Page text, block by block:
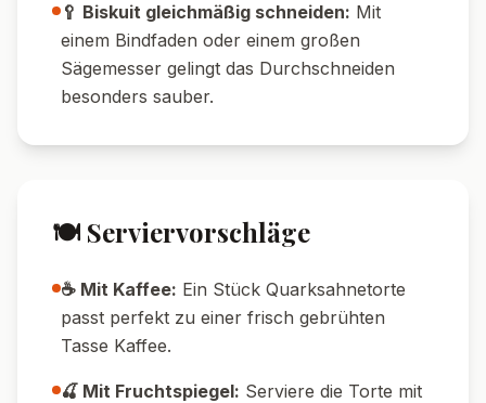
🥄 Biskuit gleichmäßig schneiden: Mit
einem Bindfaden oder einem großen
Sägemesser gelingt das Durchschneiden
besonders sauber.
🍽️ Serviervorschläge
☕ Mit Kaffee: Ein Stück Quarksahnetorte
passt perfekt zu einer frisch gebrühten
Tasse Kaffee.
🍒 Mit Fruchtspiegel: Serviere die Torte mit